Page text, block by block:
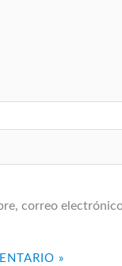
correo